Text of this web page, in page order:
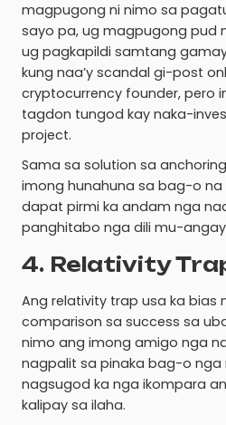
magpugong ni nimo sa
sayo pa, ug magpugong pud
ug pagkapildi samtang
kung naa’y scandal gi-post
cryptocurrency founder, pero
tagdon tungod kay naka-
project.
Sama sa solution sa
imong hunahuna sa bag-o
dapat pirmi ka andam nga
panghitabo nga dili mu-
4. Relativity
Ang relativity trap usa ka bias
comparison sa success sa
nimo ang imong amigo nga
nagpalit sa pinaka bag-o nga
nagsugod ka nga ikompara
kalipay sa ilaha.